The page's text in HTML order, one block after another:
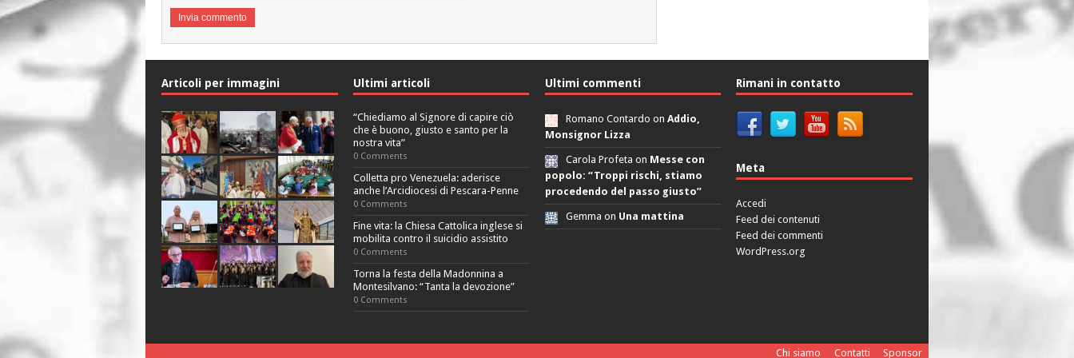
Articoli per immagini Ultimi articoli
“Chiediamo al Signore di capire ciò
che è buono, giusto e santo per la
nostra vita”
0 Comments
Colletta pro Venezuela: aderisce
anche l’Arcidiocesi di Pescara-Penne
0 Comments
Fine vita: la Chiesa Cattolica inglese si
mobilita contro il suicidio assistito
0 Comments
Torna la festa della Madonnina a
Montesilvano: “Tanta la devozione”
0 Comments
Ultimi commenti
Romano Contardo on Addio,
Monsignor Lizza
Carola Profeta on Messe con
popolo: “Troppi rischi, stiamo
procedendo del passo giusto”
Gemma on Una mattina
Rimani in contatto
Meta
Accedi
Feed dei contenuti
Feed dei commenti
WordPress.org
Chi siamo Contatti Sponsor